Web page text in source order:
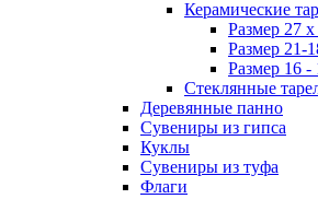
Керамические
Размер 27
Размер 21-
Размер 16 -
Стеклянные
Деревянные панно
Сувениры из гипса
Куклы
Сувениры из туфа
Флаги